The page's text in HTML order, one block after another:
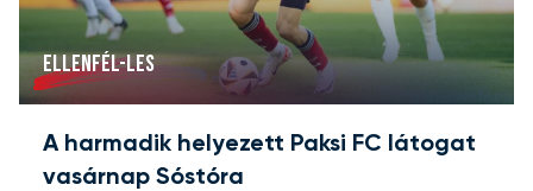
ELLENFÉL-LES
A harmadik helyezett Paksi FC látogat
vasárnap Sóstóra